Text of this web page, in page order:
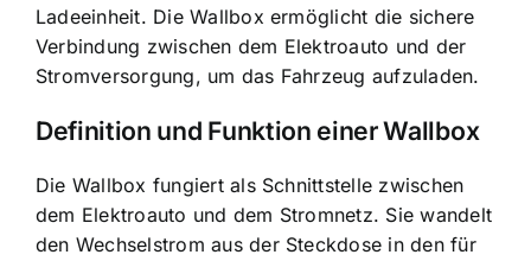
Ladeeinheit. Die Wallbox ermöglicht die sichere
Verbindung zwischen dem Elektroauto und der
Stromversorgung, um das Fahrzeug aufzuladen.
Definition und Funktion einer Wallbox
Die Wallbox fungiert als Schnittstelle zwischen
dem Elektroauto und dem Stromnetz. Sie wandelt
den Wechselstrom aus der Steckdose in den für